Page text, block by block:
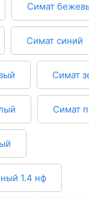
Симат
Симат синий
Симат
Симат
1.4 нф